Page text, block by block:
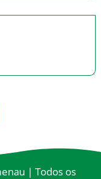
| Todos os